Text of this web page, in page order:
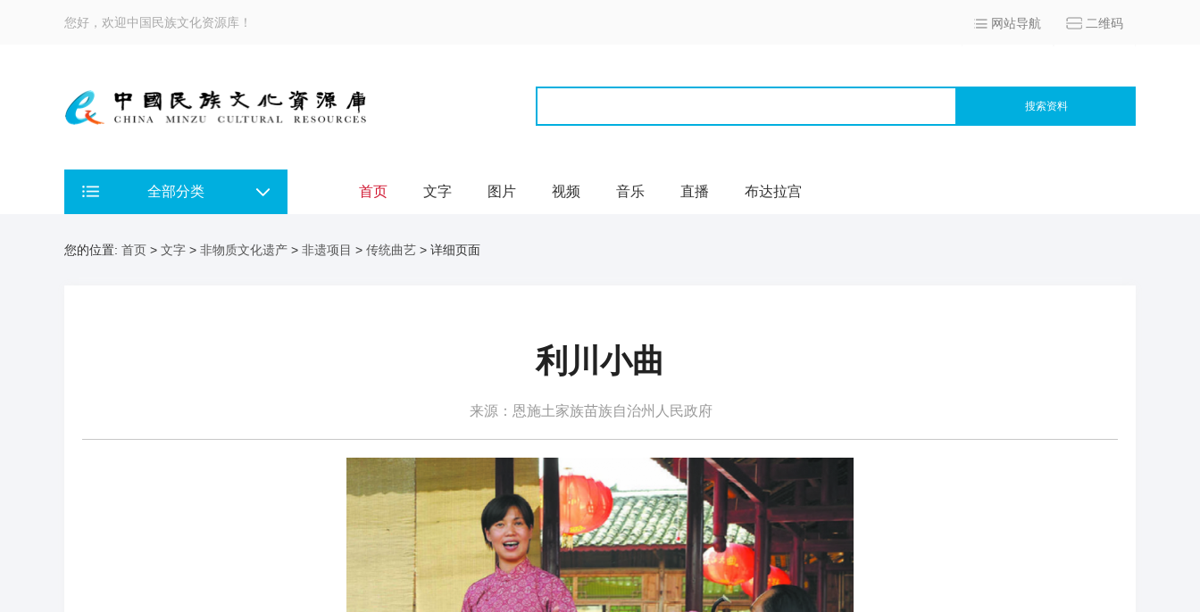
您好，欢迎中国民族文化资源库！ 网站导航 二维码
搜索资料
全部分类 首页 文字 图片 视频 音乐 直播 布达拉宫
您的位置: 首页 > 文字 > 非物质文化遗产 > 非遗项目 > 传统曲艺 > 详细页面
利川小曲
来源：恩施土家族苗族自治州人民政府